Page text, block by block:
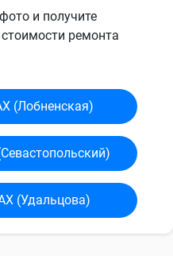
и получите
ремонта
(Лобненская)
(Удальцова)